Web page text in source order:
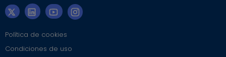
Política de cookies
Condiciones de uso